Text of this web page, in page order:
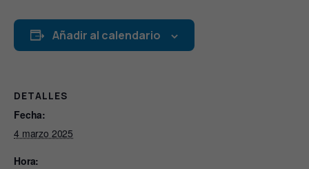
Añadir al calendario
DETALLES
Fecha:
4 marzo 2025
Hora: